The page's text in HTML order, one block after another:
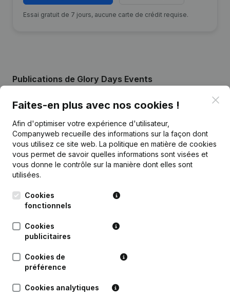
Essai gratuit de 7 jours, aucune carte de crédit requise.
Publications de Glory Days Events
Date Publication
27-03-2024 Siège Social(NL)
01-04-2022 Demissions - Nominations (NL)
16-12-2021
Personne Morale, Ouverture
Questions fréquemment posées
Quel est le numéro de TVA de Glory Days
Faites-en plus avec nos cookies !
Afin d'optimiser votre expérience d'utilisateur,
Companyweb recueille des informations sur la façon dont
vous utilisez ce site web. La politique en matière de cookies
vous permet de savoir quelles informations sont visées et
vous donne le contrôle sur la manière dont elles sont
utilisées.
Cookies
fonctionnels
Cookies
publicitaires
Cookies de
préférence
Cookies analytiques